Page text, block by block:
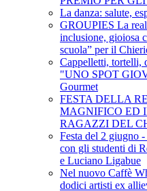
La danza: salute,
GROUPIES La
inclusione, gioiosa
scuola” per il
Cappelletti, tortelli,
"UNO SPOT
Gourmet
FESTA DELLA
MAGNIFICO ED
RAGAZZI DEL
Festa del 2 giugno
con gli studenti di
e Luciano Ligabue
Nel nuovo Caffè
dodici artisti ex